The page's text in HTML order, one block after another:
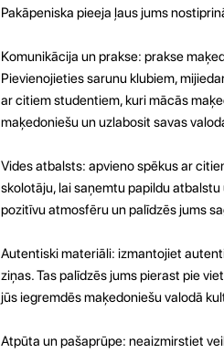
Pakāpeniska pieeja ļaus jums
Komunikācija un prakse: prakse
Pievienojieties sarunu klubiem,
ar citiem studentiem, kuri mācās
maķedoniešu un uzlabosit savas
Vides atbalsts: apvieno spēkus ar
skolotāju, lai saņemtu papildu
pozitīvu atmosfēru un palīdzēs jums
Autentiski materiāli: izmantojiet
ziņas. Tas palīdzēs jums pierast pie
jūs iegremdēs maķedoniešu valodā
Atpūta un pašaprūpe: neaizmirstiet